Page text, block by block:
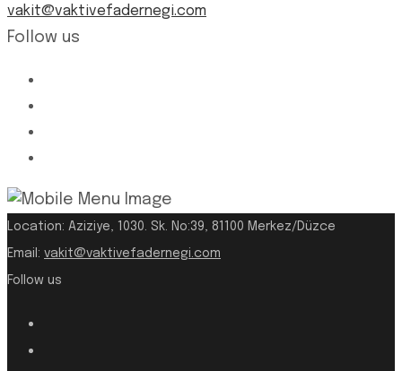
vakit@vaktivefadernegi.com
Follow us
Location: Aziziye, 1030. Sk. No:39, 81100 Merkez/Düzce
Email: vakit@vaktivefadernegi.com
Follow us